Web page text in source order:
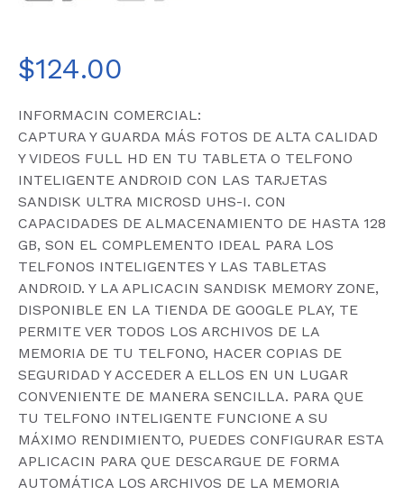
$124.00
INFORMACIN COMERCIAL:
CAPTURA Y GUARDA MÁS FOTOS DE ALTA CALIDAD
Y VIDEOS FULL HD EN TU TABLETA O TELFONO
INTELIGENTE ANDROID CON LAS TARJETAS
SANDISK ULTRA MICROSD UHS-I. CON
CAPACIDADES DE ALMACENAMIENTO DE HASTA 128
GB, SON EL COMPLEMENTO IDEAL PARA LOS
TELFONOS INTELIGENTES Y LAS TABLETAS
ANDROID. Y LA APLICACIN SANDISK MEMORY ZONE,
DISPONIBLE EN LA TIENDA DE GOOGLE PLAY, TE
PERMITE VER TODOS LOS ARCHIVOS DE LA
MEMORIA DE TU TELFONO, HACER COPIAS DE
SEGURIDAD Y ACCEDER A ELLOS EN UN LUGAR
CONVENIENTE DE MANERA SENCILLA. PARA QUE
TU TELFONO INTELIGENTE FUNCIONE A SU
MÁXIMO RENDIMIENTO, PUEDES CONFIGURAR ESTA
APLICACIN PARA QUE DESCARGUE DE FORMA
AUTOMÁTICA LOS ARCHIVOS DE LA MEMORIA